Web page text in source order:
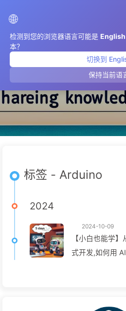
🌐
检测到您的浏览器语言可能是 English
本？
切换到
保持当前语
标签 - Arduino
2024
2024-10-09
【小白也能学
式开发,如何用